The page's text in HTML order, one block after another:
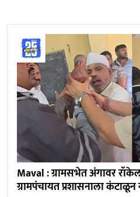
Maval : ग्रामसभेत अंगावर
ग्रामपंचायत प्रशासनाला